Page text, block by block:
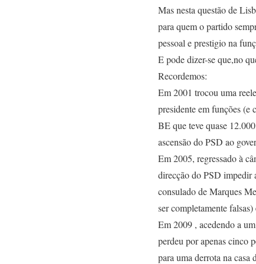
Mas nesta questão de
para quem o partido
pessoal e prestigio na
E pode dizer-se que,no
Recordemos:
Em 2001 trocou uma
presidente em funções
BE que teve quase
ascensão do PSD ao
Em 2005, regressado à
direcção do PSD impedir
consulado de Marques
ser completamente
Em 2009 , acedendo a
perdeu por apenas cinco
para uma derrota na casa